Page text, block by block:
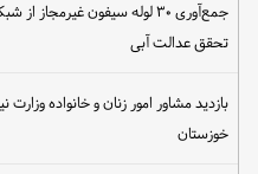
جمع‌آوری ۳۰ لوله سیفون غیرمجاز
تحقق عدالت آبی
بازدید مشاور امور زنان و خانواده وزارت
خوزستان